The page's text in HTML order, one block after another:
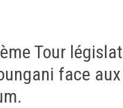
Tour
face